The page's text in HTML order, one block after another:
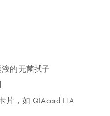
的无菌拭子
片，如 QIAcard FTA